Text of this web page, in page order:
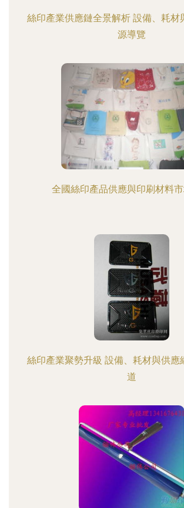
絲印產業供應鏈全景解析 設備、耗材
源導覽
全國絲印產品供應與印刷材料
絲印產業聚勢升級 設備、耗材與供應
道